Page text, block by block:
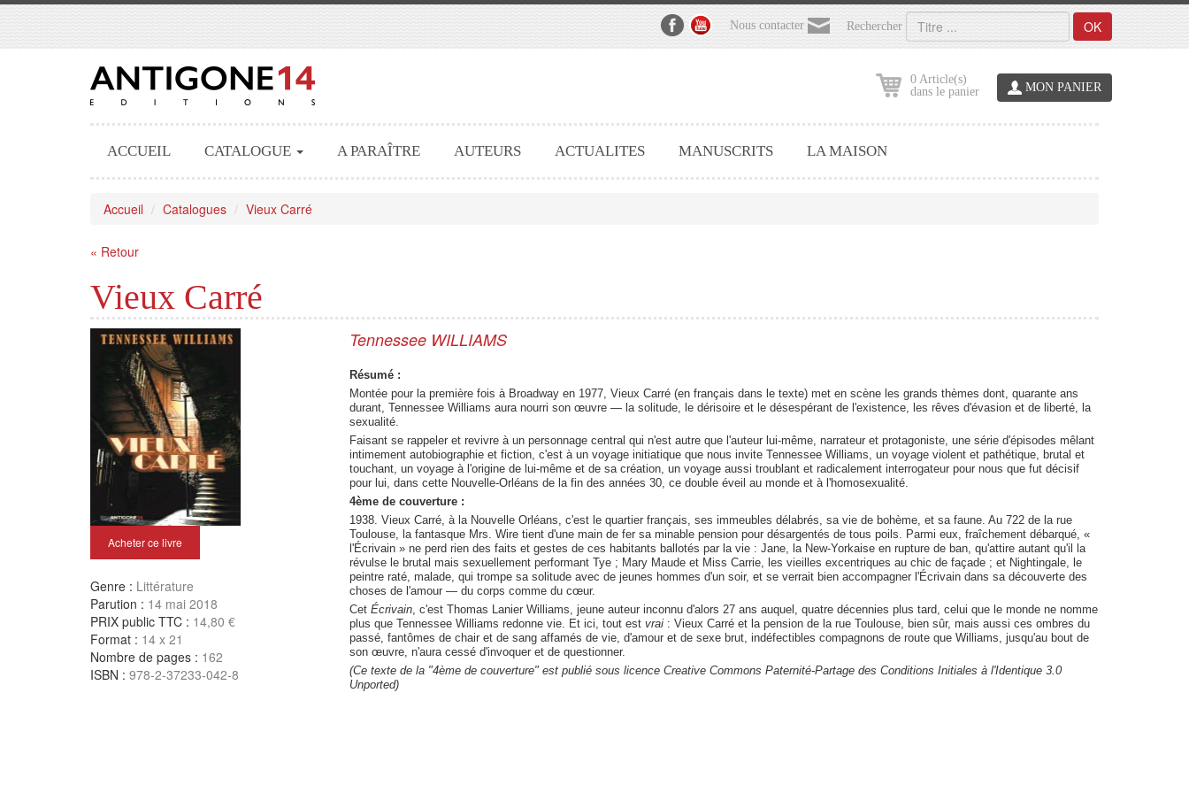
Nous contacter Rechercher OK
0 Article(s)
dans le panier
MON PANIER
ACCUEIL CATALOGUE A PARAÎTRE AUTEURS ACTUALITES MANUSCRITS LA MAISON
Accueil Catalogues Vieux Carré
« Retour
Vieux Carré
Acheter ce livre
Genre : Littérature
Parution : 14 mai 2018
PRIX public TTC : 14,80 €
Format : 14 x 21
Nombre de pages : 162
ISBN : 978-2-37233-042-8
Tennessee WILLIAMS
Résumé :
Montée pour la première fois à Broadway en 1977, Vieux Carré (en français dans le texte) met en scène les grands thèmes dont, quarante ans
durant, Tennessee Williams aura nourri son œuvre — la solitude, le dérisoire et le désespérant de l'existence, les rêves d'évasion et de liberté, la
sexualité.
Faisant se rappeler et revivre à un personnage central qui n'est autre que l'auteur lui-même, narrateur et protagoniste, une série d'épisodes mêlant
intimement autobiographie et fiction, c'est à un voyage initiatique que nous invite Tennessee Williams, un voyage violent et pathétique, brutal et
touchant, un voyage à l'origine de lui-même et de sa création, un voyage aussi troublant et radicalement interrogateur pour nous que fut décisif
pour lui, dans cette Nouvelle-Orléans de la fin des années 30, ce double éveil au monde et à l'homosexualité.
4ème de couverture :
1938. Vieux Carré, à la Nouvelle Orléans, c'est le quartier français, ses immeubles délabrés, sa vie de bohème, et sa faune. Au 722 de la rue
Toulouse, la fantasque Mrs. Wire tient d'une main de fer sa minable pension pour désargentés de tous poils. Parmi eux, fraîchement débarqué, «
l'Écrivain » ne perd rien des faits et gestes de ces habitants ballotés par la vie : Jane, la New-Yorkaise en rupture de ban, qu'attire autant qu'il la
révulse le brutal mais sexuellement performant Tye ; Mary Maude et Miss Carrie, les vieilles excentriques au chic de façade ; et Nightingale, le
peintre raté, malade, qui trompe sa solitude avec de jeunes hommes d'un soir, et se verrait bien accompagner l'Écrivain dans sa découverte des
choses de l'amour — du corps comme du cœur.
Cet Écrivain, c'est Thomas Lanier Williams, jeune auteur inconnu d'alors 27 ans auquel, quatre décennies plus tard, celui que le monde ne nomme
plus que Tennessee Williams redonne vie. Et ici, tout est vrai: Vieux Carré et la pension de la rue Toulouse, bien sûr, mais aussi ces ombres du
passé, fantômes de chair et de sang affamés de vie, d'amour et de sexe brut, indéfectibles compagnons de route que Williams, jusqu'au bout de
son œuvre, n'aura cessé d'invoquer et de questionner.
(Ce texte de la "4ème de couverture" est publié sous licence Creative Commons Paternité-Partage des Conditions Initiales à l'Identique 3.0
Unported)